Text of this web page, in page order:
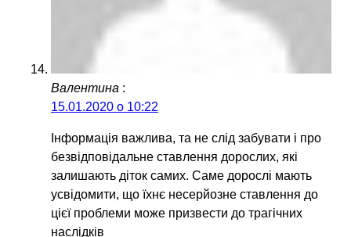
Валентина :
15.01.2020 о 10:22
Інформація важлива, та не слід забувати і про
безвідповідальне ставлення дорослих, які
залишають діток самих. Саме дорослі мають
усвідомити, що їхнє несерйозне ставлення до
цієї проблеми може призвести до трагічних
наслідків